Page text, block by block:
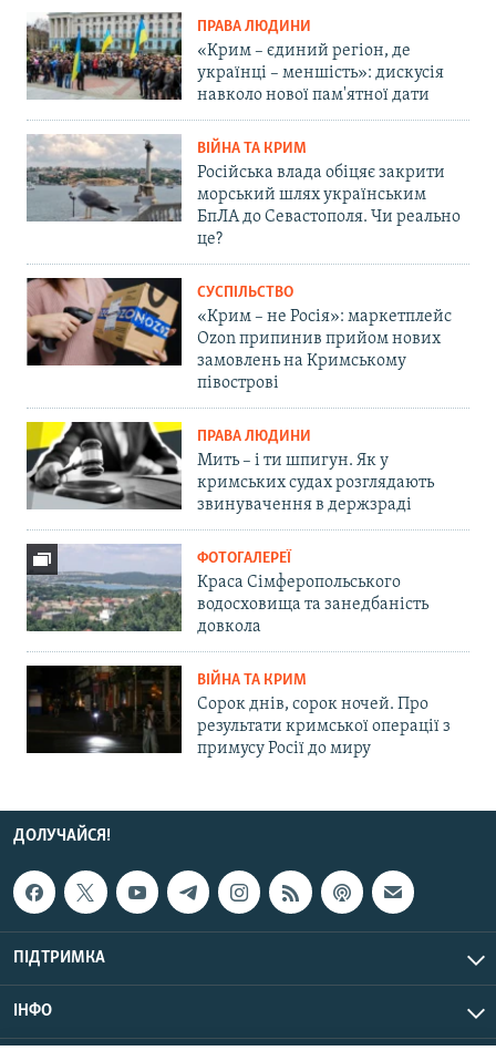
ПРАВА ЛЮДИНИ
«Крим – єдиний регіон, де
українці – меншість»: дискусія
навколо нової пам'ятної дати
ВІЙНА ТА КРИМ
Російська влада обіцяє закрити
морський шлях українським
БпЛА до Севастополя. Чи реально
це?
СУСПІЛЬСТВО
«Крим – не Росія»: маркетплейс
Ozon припинив прийом нових
замовлень на Кримському
півострові
ПРАВА ЛЮДИНИ
Мить – і ти шпигун. Як у
кримських судах розглядають
звинувачення в держзраді
ФОТОГАЛЕРЕЇ
Краса Сімферопольського
водосховища та занедбаність
довкола
ВІЙНА ТА КРИМ
Сорок днів, сорок ночей. Про
результати кримської операції з
примусу Росії до миру
ДОЛУЧАЙСЯ!
ПІДТРИМКА
ІНФО